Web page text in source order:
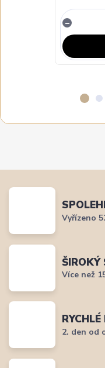
Vyřízeno
ŠIROKÝ
Více než
2. den od